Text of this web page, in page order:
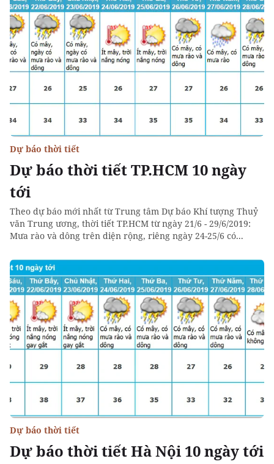
Dự báo thời tiết TP.HCM 10 ngày
tới
Dự báo thời tiết
Theo dự báo mới nhất từ Trung tâm Dự báo Khí tượng Thuỷ
văn Trung ương, thời tiết TP.HCM từ ngày 21/6 - 29/6/2019:
Mưa rào và dông trên diện rộng, riêng ngày 24-25/6 có...
Dự báo thời tiết Hà Nội 10 ngày tới
Dự báo thời tiết